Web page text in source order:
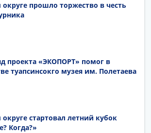
округе прошло торжество в честь
проекта «ЭКОПОРТ» помог в
туапсинсокго музея им. Полетаева
стартовал летний кубок
Когда?»